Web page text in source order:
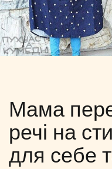
Мама
речі на
для себе